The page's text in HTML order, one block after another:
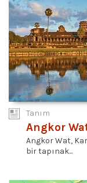
Tanım
Angkor
Angkor Wat,
bir tapınak...